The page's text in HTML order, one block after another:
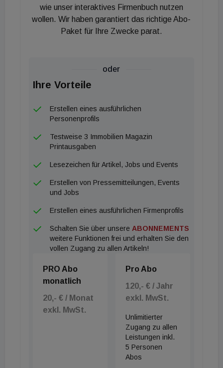
wie unser interaktives Firmenbuch nutzen
wollen. Wir haben garantiert das richtige Abo-
Paket für Ihre Zwecke parat.
oder
Ihre Vorteile
Erstellen eines ausführlichen
Personenprofils
Testweise 3 Immobilien Magazin
Printausgaben
Lesezeichen für Artikel, Jobs und Events
Erstellen von Pressemitteilungen, Events
und Jobs
Erstellen eines ausführlichen Firmenprofils
Schalten Sie über unsere ABONNEMENTS
weitere Funktionen frei und erhalten Sie den
vollen Zugang zu allen Artikeln!
PRO Abo
monatlich
20,- € / Monat
exkl. MwSt.
Pro Abo
120,- € / Jahr
exkl. MwSt.
Unlimitierter
Zugang zu allen
Leistungen inkl.
5 Personen
Abos